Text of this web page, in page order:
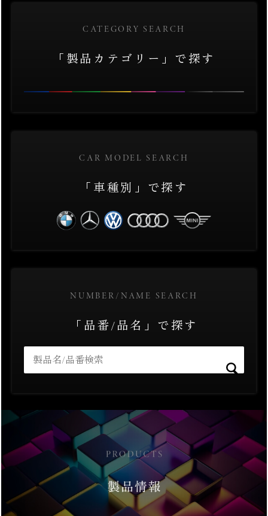
CATEGORY SEARCH
「製品カテゴリー」で探す
CAR MODEL SEARCH
「車種別」で探す
NUMBER/NAME SEARCH
「品番/品名」で探す